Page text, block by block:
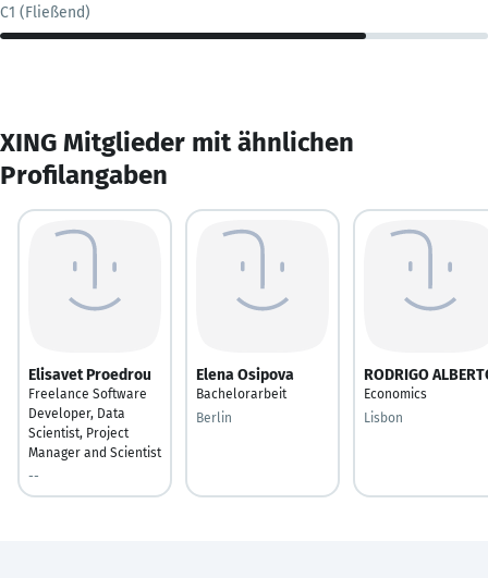
C1 (Fließend)
XING Mitglieder mit ähnlichen
Profilangaben
Elisavet Proedrou
Freelance Software
Developer, Data
Scientist, Project
Manager and Scientist
--
Elena Osipova
Bachelorarbeit
Berlin
RODRIGO
Economics
Lisbon